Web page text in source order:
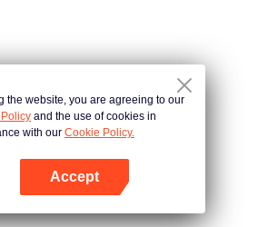
逆天成仙（泰語版）
玉奴嬌
the website, you are agreeing to our
and the use of cookies in
with our Cookie Policy.
Accept